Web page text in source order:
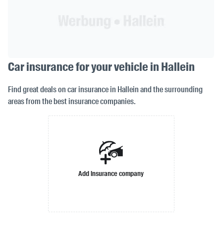
Car insurance for your vehicle in Hallein
Find great deals on car insurance in Hallein and the surrounding
areas from the best insurance companies.
Add insurance company